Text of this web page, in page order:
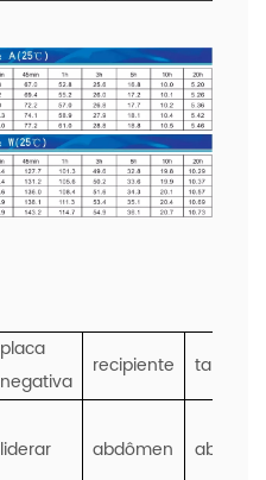
placa
negativa
recipiente tampa
liderar abdômen